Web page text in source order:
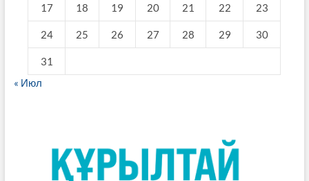
17 18 19 20 21 22 23
24 25 26 27 28 29 30
31
« Июл